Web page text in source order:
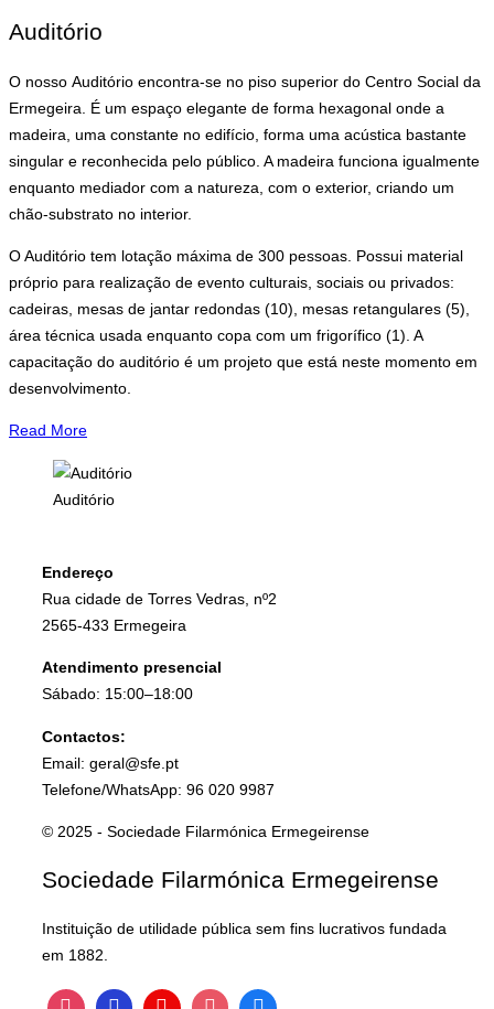
Auditório
O nosso Auditório encontra-se no piso superior do Centro Social da
Ermegeira. É um espaço elegante de forma hexagonal onde a
madeira, uma constante no edifício, forma uma acústica bastante
singular e reconhecida pelo público. A madeira funciona igualmente
enquanto mediador com a natureza, com o exterior, criando um
chão-substrato no interior.
O Auditório tem lotação máxima de 300 pessoas. Possui material
próprio para realização de evento culturais, sociais ou privados:
cadeiras, mesas de jantar redondas (10), mesas retangulares (5),
área técnica usada enquanto copa com um frigorífico (1). A
capacitação do auditório é um projeto que está neste momento em
desenvolvimento.
Read More
Auditório
Endereço
Rua cidade de Torres Vedras, nº2
2565-433 Ermegeira
Atendimento presencial
Sábado: 15:00–18:00
Contactos:
Email: geral@sfe.pt
Telefone/WhatsApp: 96 020 9987
© 2025 - Sociedade Filarmónica Ermegeirense
Sociedade Filarmónica Ermegeirense
Instituição de utilidade pública sem fins lucrativos fundada
em 1882.